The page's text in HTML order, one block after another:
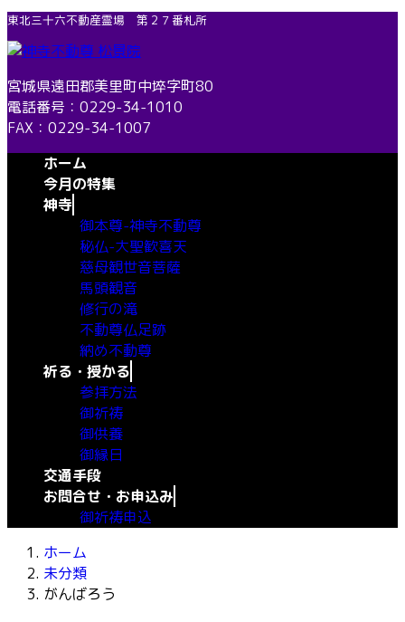
コ
ン
ン
ツ
へ
ナ
ビ
ー
シ
ョ
東北三十六不動産霊場 第２７番札所
宮城県遠田郡美里町中埣字町80
電話番号：0229-34-1010
FAX：0229-34-1007
ホーム
今月の特集
神寺
御本尊-神寺不動尊
秘仏-大聖歓喜天
慈母観世音菩薩
馬頭観音
修行の滝
不動尊仏足跡
納め不動尊
祈る・授かる
参拝方法
御祈祷
御供養
御縁日
交通手段
お問合せ・お申込み
御祈祷申込
ホーム
未分類
がんばろう